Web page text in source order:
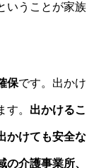
いうことが家族
保です。出かけ
す。 出かけるこ
かけても安全な
の介護事業所、